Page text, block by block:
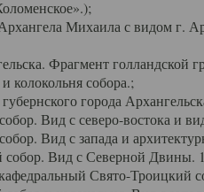
Михаила с видом г.
Фрагмент голландской
колокольня собора.;
города
Вид с северо-востока и
Вид с запада и
Вид с Северной Двины.
Свято-Троицкий